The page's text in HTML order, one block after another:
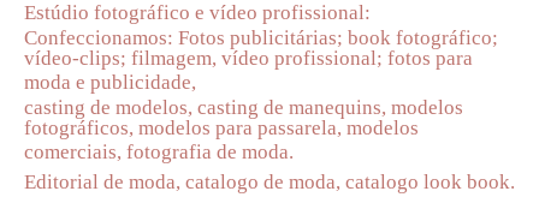
Estúdio fotográfico e vídeo profissional:
Confeccionamos: Fotos publicitárias; book fotográfico;
vídeo-clips; filmagem, vídeo profissional; fotos para
moda e publicidade,
casting de modelos, casting de manequins, modelos
fotográficos, modelos para passarela, modelos
comerciais, fotografia de moda.
Editorial de moda, catalogo de moda, catalogo look book.